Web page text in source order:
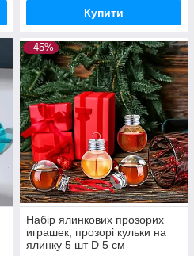
Купити
–45%
Набір ялинкових прозорих
играшек, прозорі кульки на
ялинку 5 шт D 5 см